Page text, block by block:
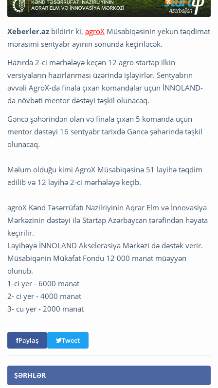
Xeberler.az bildirir ki, agroX Müsabiqəsinin yekun təqdimat
mərasimi sentyabr ayının sonunda keçiriləcək.
Hazırda 2-ci mərhələyə keçən 12 agro startap ilkin
versiyaların hazırlanması üzərində işləyirlər. Sentyabrın
əvvəli AgroX-da finala çıxan komandalar üçün İNNOLAND-
da növbəti mentor dəstəyi təşkil olunacaq.
Gəncə şəhərindən olan və finala çıxan 5 komanda üçün
mentor dəstəyi 16 sentyabr tarixdə Gəncə şəhərində təşkil
olunacaq.
Məlum olduğu kimi AgroX Müsabiqəsinə 51 layihə təqdim
edilib və 12 layihə 2-ci mərhələyə keçib.
agroX Kənd Təsərrüfatı Nazilriyinin Aqrar Elm və İnnovasiya
Mərkəzinin dəstəyi ilə Startap Azərbaycan tərəfindən həyata
keçirilir.
Layihəyə İNNOLAND Akselerasiya Mərkəzi də dəstək verir.
Müsabiqənin Mükafat Fondu 12 000 manat müəyyən
olunub.
1-ci yer - 6000 manat
2- ci yer - 4000 manat
3- cü yer - 2000 manat
Paylaş Tweet
ŞƏRHLƏR